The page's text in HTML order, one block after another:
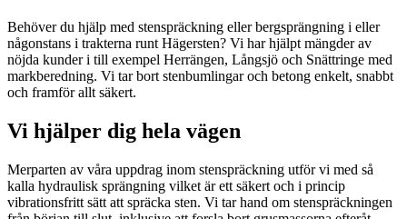
Behöver du hjälp med stenspräckning eller bergsprängning i eller
någonstans i trakterna runt Hägersten? Vi har hjälpt mängder av
nöjda kunder i till exempel Herrängen, Långsjö och Snättringe med
markberedning. Vi tar bort stenbumlingar och betong enkelt, snabbt
och framför allt säkert.
Vi hjälper dig hela vägen
Merparten av våra uppdrag inom stenspräckning utför vi med så
kalla hydraulisk sprängning vilket är ett säkert och i princip
vibrationsfritt sätt att spräcka sten. Vi tar hand om stenspräckningen